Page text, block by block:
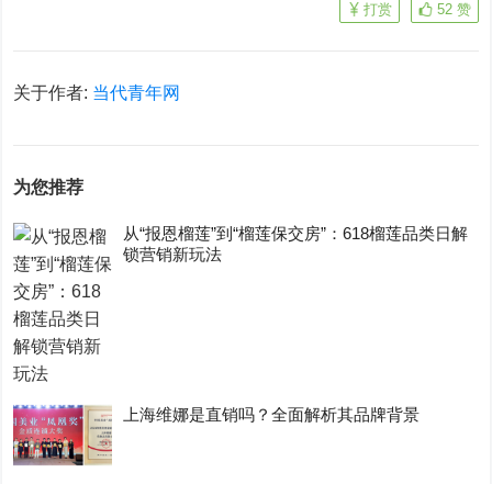
52 赞
打赏
关于作者: 当代青年网
为您推荐
从“报恩榴莲”到“榴莲保交房”：618榴莲品类日解
锁营销新玩法
上海维娜是直销吗？全面解析其品牌背景